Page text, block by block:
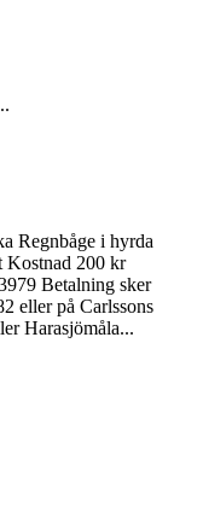
Regnbåge i hyrda
Kostnad 200 kr
Betalning sker
eller på Carlssons
Harasjömåla...